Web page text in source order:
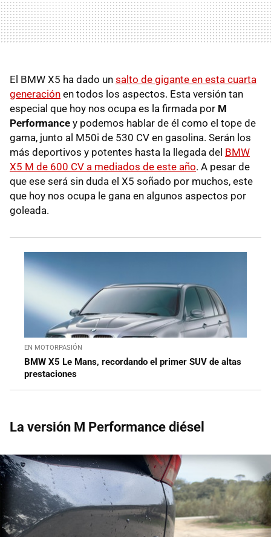
El BMW X5 ha dado un salto de gigante en esta cuarta
generación en todos los aspectos. Esta versión tan
especial que hoy nos ocupa es la firmada por M
Performance y podemos hablar de él como el tope de
gama, junto al M50i de 530 CV en gasolina. Serán los
más deportivos y potentes hasta la llegada del BMW
X5 M de 600 CV a mediados de este año. A pesar de
que ese será sin duda el X5 soñado por muchos, este
que hoy nos ocupa le gana en algunos aspectos por
goleada.
EN MOTORPASIÓN
BMW X5 Le Mans, recordando el primer SUV de altas
prestaciones
La versión M Performance diésel